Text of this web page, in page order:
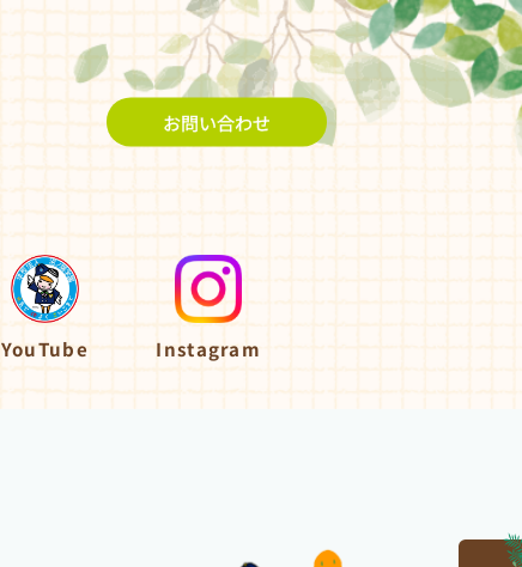
お問い合わせ
YouTube Instagram